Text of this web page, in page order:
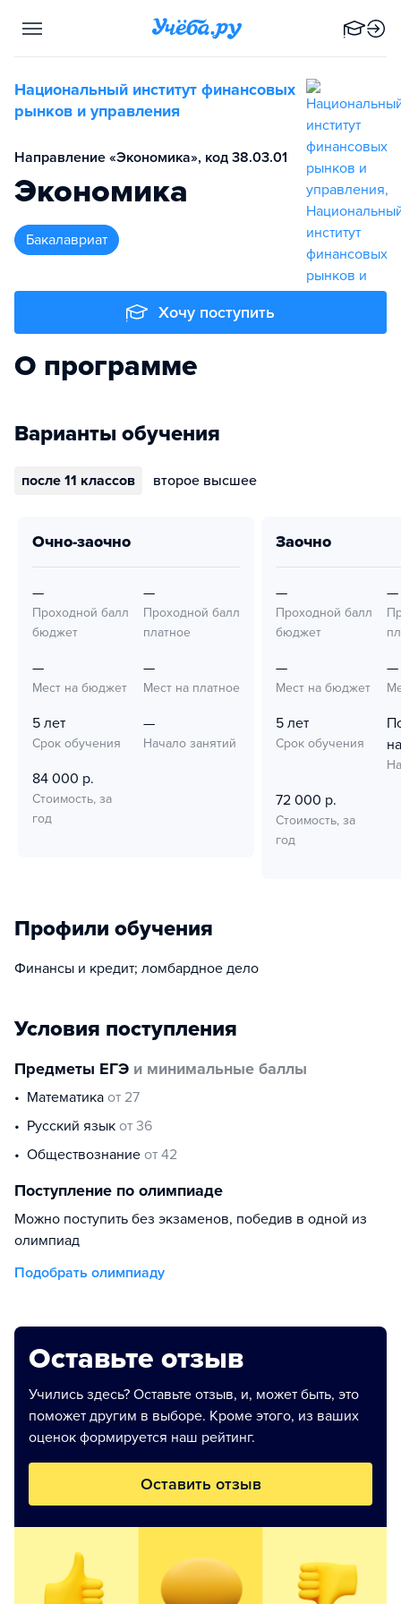
Национальный институт финансовых
рынков и управления
Направление «Экономика», код 38.03.01
Экономика
бакалавриат
Хочу поступить
О программе
Варианты обучения
после 11 классов второе высшее
очно-заочно
—
Проходной балл
бюджет
—
Проходной балл
платное
—
Мест на бюджет
—
Мест на платное
5 лет
Срок обучения
—
Начало занятий
84 000 р.
Стоимость, за
год
заочно
—
Проходной балл
бюджет
—
—
Мест на бюджет
—
5 лет
Срок обучения
72 000 р.
Стоимость, за
год
Профили обучения
Финансы и кредит; ломбардное дело
Условия поступления
Предметы ЕГЭ и минимальные баллы
математика от 27
русский язык от 36
обществознание от 42
Поступление по олимпиаде
Можно поступить без экзаменов, победив в одной из
олимпиад
Подобрать олимпиаду
Оставьте отзыв
Учились здесь? Оставьте отзыв, и, может быть, это
поможет другим в выборе. Кроме этого, из ваших
оценок формируется наш рейтинг.
Оставить отзыв